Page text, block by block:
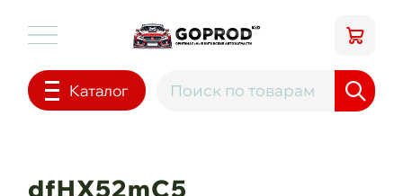
Каталог
dfHX52mC5